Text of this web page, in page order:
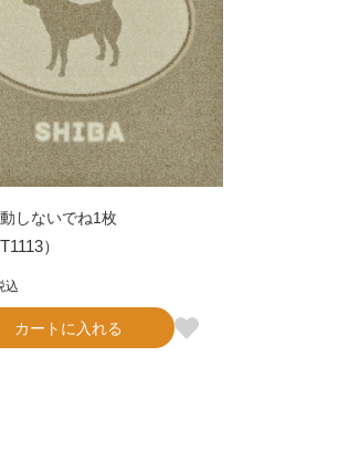
しないでね1枚
）
込
カートに入れる